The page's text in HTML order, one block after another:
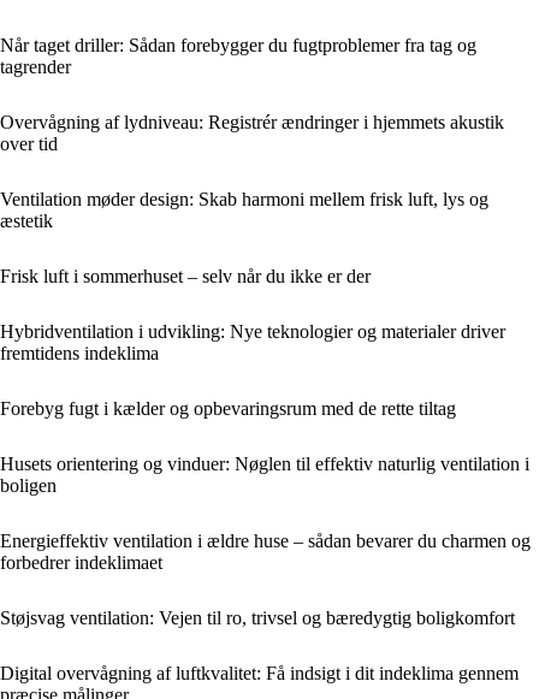
Når taget driller: Sådan forebygger du fugtproblemer fra tag og
tagrender
Overvågning af lydniveau: Registrér ændringer i hjemmets akustik
over tid
Ventilation møder design: Skab harmoni mellem frisk luft, lys og
æstetik
Frisk luft i sommerhuset – selv når du ikke er der
Hybridventilation i udvikling: Nye teknologier og materialer driver
fremtidens indeklima
Forebyg fugt i kælder og opbevaringsrum med de rette tiltag
Husets orientering og vinduer: Nøglen til effektiv naturlig ventilation i
boligen
Energieffektiv ventilation i ældre huse – sådan bevarer du charmen og
forbedrer indeklimaet
Støjsvag ventilation: Vejen til ro, trivsel og bæredygtig boligkomfort
Digital overvågning af luftkvalitet: Få indsigt i dit indeklima gennem
præcise målinger